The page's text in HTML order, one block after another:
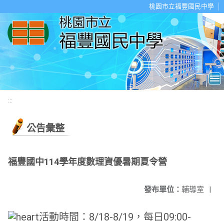
桃園市立福豐國民中學
:::
公告彙整
福豐國中114學年度數理資優暑期夏令營
發布單位： 輔導室 |
活動時間：8/18-8/19，每日09:00-